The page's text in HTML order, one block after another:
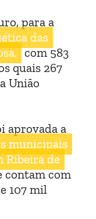
para a
das
com 583
quais 267
União
aprovada a
municipais
Ribeira de
contam com
107 mil